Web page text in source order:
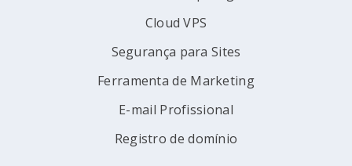
Cloud VPS
Segurança para Sites
Ferramenta de Marketing
E-mail Profissional
Registro de domínio